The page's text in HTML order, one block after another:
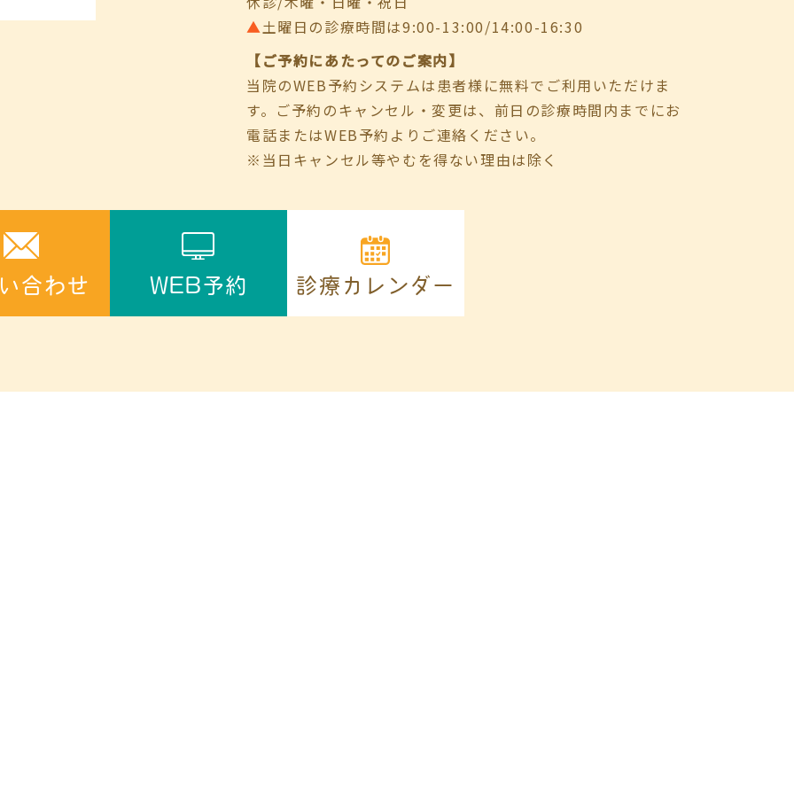
▲土曜日の診療時間は9:00-13:00/14:00-16:30
【ご予約にあたってのご案内】
当院のWEB予約システムは患者様に無料でご利用いただけま
す。ご予約のキャンセル・変更は、前日の診療時間内までにお
電話またはWEB予約よりご連絡ください。
※当日キャンセル等やむを得ない理由は除く
合わせ WEB予約 診療カレンダー